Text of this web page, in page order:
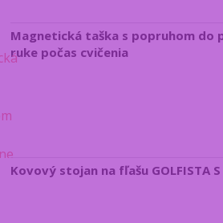
Magnetická taška s popruhom do
ruke počas cvičenia
Kovový stojan na fľašu GOLFISTA S